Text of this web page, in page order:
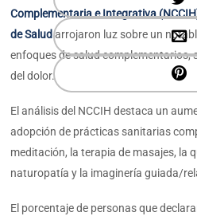
Complementaria e Integrativa
de Saludarrojaron luz sobre un
enfoques de salud
del dolor.
El análisis del NCCIH destaca un
adopción de prácticas sanitarias
meditación, la terapia de masajes, la
naturopatía y la imaginería guiada/
El porcentaje de personas que